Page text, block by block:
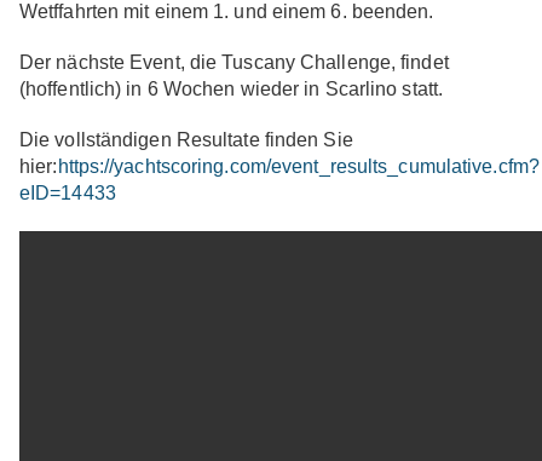
Wetffahrten mit einem 1. und einem 6. beenden.
Der nächste Event, die Tuscany Challenge, findet
(hoffentlich) in 6 Wochen wieder in Scarlino statt.
Die vollständigen Resultate finden Sie
hier: https://yachtscoring.com/event_results_cumulative.cfm?
eID=14433